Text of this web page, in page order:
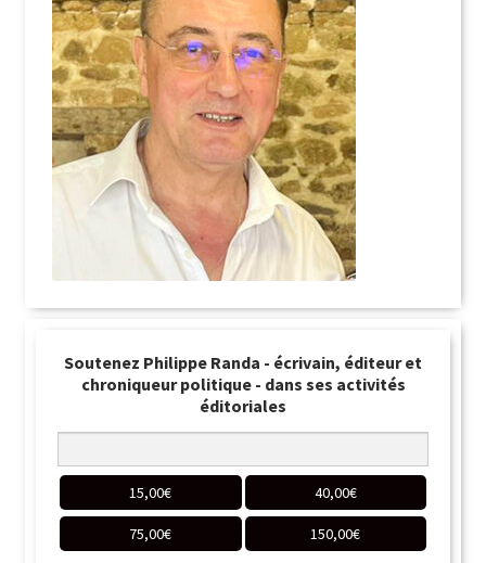
Soutenez Philippe Randa - écrivain, éditeur et
chroniqueur politique - dans ses activités
éditoriales
15,00€ 40,00€
75,00€ 150,00€